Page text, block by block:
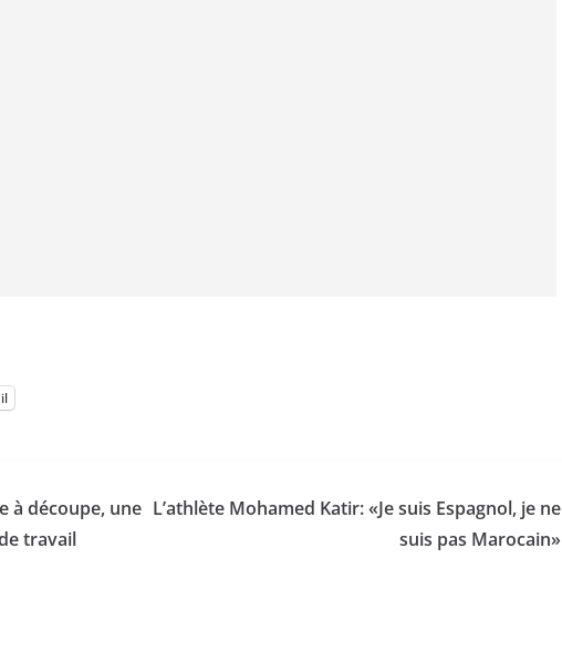
à découpe, une
travail
L’athlète Mohamed Katir: «Je suis Espagnol, je ne
suis pas Marocain»